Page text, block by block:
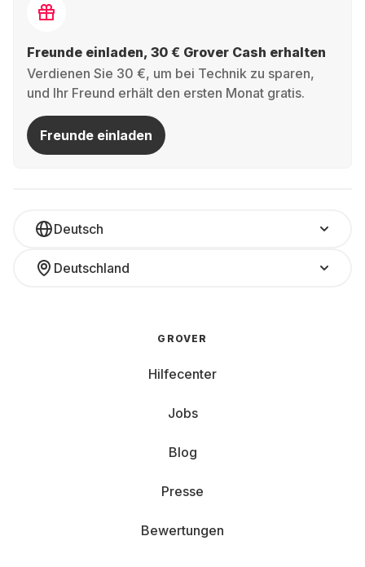
Freunde einladen, 30 € Grover Cash erhalten
Verdienen Sie 30 €, um bei Technik zu sparen,
und Ihr Freund erhält den ersten Monat gratis.
Freunde einladen
Deutsch
Deutschland
GROVER
Hilfecenter
Jobs
Blog
Presse
Bewertungen